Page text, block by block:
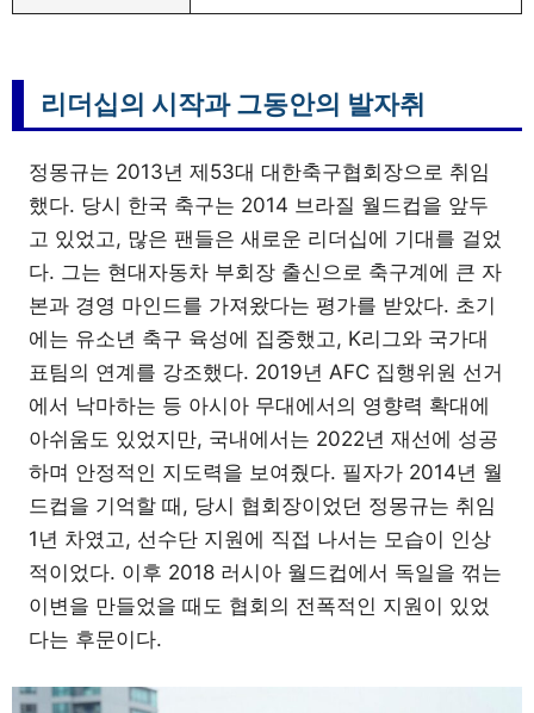
리더십의 시작과 그동안의 발자취
정몽규는 2013년 제53대 대한축구협회장으로 취임
했다. 당시 한국 축구는 2014 브라질 월드컵을 앞두
고 있었고, 많은 팬들은 새로운 리더십에 기대를 걸었
다. 그는 현대자동차 부회장 출신으로 축구계에 큰 자
본과 경영 마인드를 가져왔다는 평가를 받았다. 초기
에는 유소년 축구 육성에 집중했고, K리그와 국가대
표팀의 연계를 강조했다. 2019년 AFC 집행위원 선거
에서 낙마하는 등 아시아 무대에서의 영향력 확대에
아쉬움도 있었지만, 국내에서는 2022년 재선에 성공
하며 안정적인 지도력을 보여줬다. 필자가 2014년 월
드컵을 기억할 때, 당시 협회장이었던 정몽규는 취임
1년 차였고, 선수단 지원에 직접 나서는 모습이 인상
적이었다. 이후 2018 러시아 월드컵에서 독일을 꺾는
이변을 만들었을 때도 협회의 전폭적인 지원이 있었
다는 후문이다.